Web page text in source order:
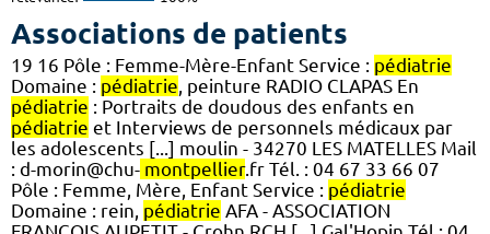
Associations de patients
19 16 Pôle : Femme-Mère-Enfant Service : pédiatrie
Domaine : pédiatrie , peinture RADIO CLAPAS En
pédiatrie : Portraits de doudous des enfants en
pédiatrie et Interviews de personnels médicaux par
les adolescents [...] moulin - 34270 LES MATELLES Mail
: d-morin@chu- montpellier.fr Tél. : 04 67 33 66 07
Pôle : Femme, Mère, Enfant Service : pédiatrie
Domaine : rein, pédiatrie AFA - ASSOCIATION